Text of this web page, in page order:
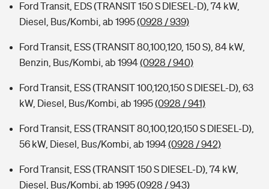
Ford Transit, EDS (TRANSIT 150 S DIESEL-D), 74 kW,
Diesel, Bus/Kombi, ab 1995(0928 / 939)
Ford Transit, ESS (TRANSIT 80,100,120, 150 S), 84 kW,
Benzin, Bus/Kombi, ab 1994(0928 / 940)
Ford Transit, ESS (TRANSIT 100,120,150 S DIESEL-D), 63
kW, Diesel, Bus/Kombi, ab 1995(0928 / 941)
Ford Transit, ESS (TRANSIT 80,100,120,150 S DIESEL-D),
56 kW, Diesel, Bus/Kombi, ab 1994(0928 / 942)
Ford Transit, ESS (TRANSIT 150 S DIESEL-D), 74 kW,
Diesel, Bus/Kombi, ab 1995(0928 / 943)